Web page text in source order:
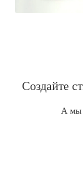
Создайте
А мы